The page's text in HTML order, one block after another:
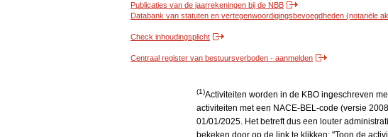
Publicaties van de jaarrekeningen bij de NBB
Databank van statuten en vertegenwoordigingsbevoegdheden (notariële
Check inhoudingsplicht
Centraal register van bestuursverboden - aanmelden
(1)Activiteiten worden in de KBO ingeschreven
activiteiten met een NACE-BEL-code (versie
01/01/2025. Het betreft dus een louter